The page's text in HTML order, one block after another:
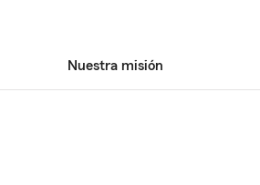
Nuestra misión